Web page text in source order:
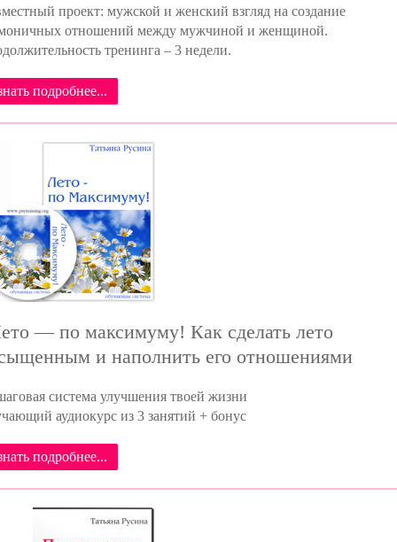
проект: мужской и женский взгляд на создание
отношений между мужчиной и женщиной.
тренинга – 3 недели.
подробнее...
— по максимуму! Как сделать лето
и наполнить его отношениями
система улучшения твоей жизни
аудиокурс из 3 занятий + бонус
подробнее...